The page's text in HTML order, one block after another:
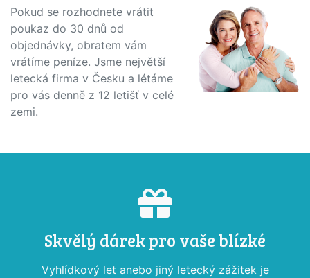
Pokud se rozhodnete vrátit
poukaz do 30 dnů od
objednávky, obratem vám
vrátíme peníze. Jsme největší
letecká firma v Česku a létáme
pro vás denně z 12 letišť v celé
zemi.
Skvělý dárek pro vaše blízké
Vyhlídkový let anebo jiný letecký zážitek je